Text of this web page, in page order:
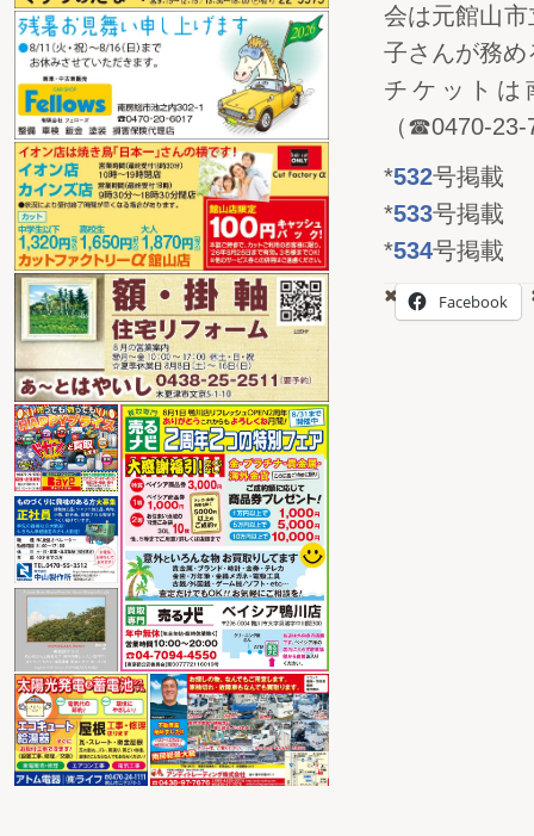
会は元館山
子さんが務め
チケットは
（☎0‌4‌7‌0-
*532号掲載
*533号掲載
*534号掲載
Facebook